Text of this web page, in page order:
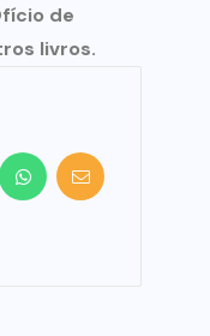
de
livros.